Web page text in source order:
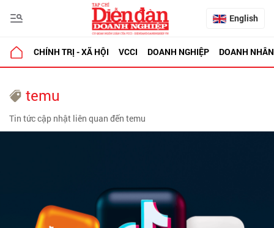
English
CHÍNH TRỊ - XÃ HỘI VCCI DOANH NGHIỆP DOANH NHÂN
temu
Tin tức cập nhật liên quan đến temu